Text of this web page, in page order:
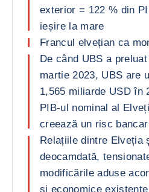
exterior = 122 % din
ieșire la mare
Francul elvețian ca
De când UBS a
martie 2023, UBS are
1,565 miliarde USD în
PIB-ul nominal al
creează un risc
Relațiile dintre Elveția
deocamdată,
modificările aduse
și economice